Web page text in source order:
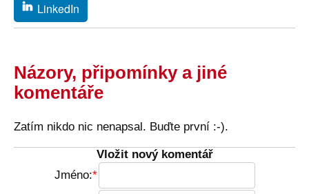
LinkedIn
Názory, připomínky a jiné
komentáře
Zatím nikdo nic nenapsal. Buďte první :-).
Vložit nový komentář
Jméno: